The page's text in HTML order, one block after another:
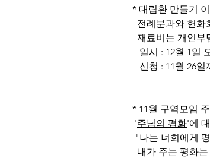
* 대림환 만들기
전례분과와 헌화
재료비는 개인부
일시 : 12월 1
신청 : 11월 26
* 11월 구역모임
'주님의 평화'에
"나는 너희에게
내가 주는 평화